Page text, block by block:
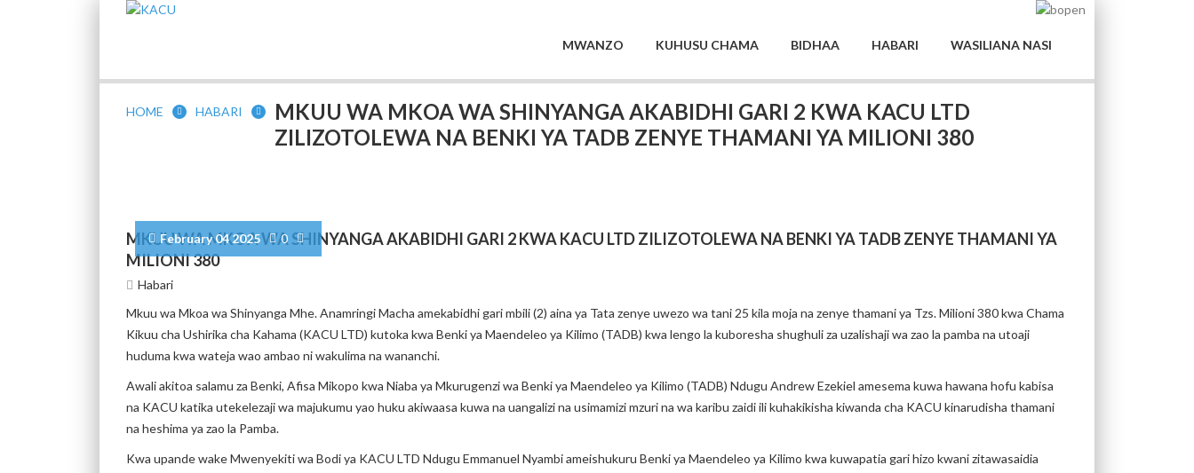
MWANZO KUHUSU CHAMA BIDHAA HABARI WASILIANA NASI
HOME HABARI
MKUU WA MKOA WA SHINYANGA AKABIDHI GARI 2 KWA KACU LTD
ZILIZOTOLEWA NA BENKI YA TADB ZENYE THAMANI YA MILIONI 380
February 04 2025 0
MKUU WA MKOA WA SHINYANGA AKABIDHI GARI 2 KWA KACU LTD ZILIZOTOLEWA NA BENKI YA TADB ZENYE THAMANI YA
MILIONI 380
Habari
Mkuu wa Mkoa wa Shinyanga Mhe. Anamringi Macha amekabidhi gari mbili (2) aina ya Tata zenye uwezo wa tani 25 kila moja na zenye thamani ya Tzs. Milioni 380 kwa Chama
Kikuu cha Ushirika cha Kahama (KACU LTD) kutoka kwa Benki ya Maendeleo ya Kilimo (TADB) kwa lengo la kuboresha shughuli za uzalishaji wa zao la pamba na utoaji
huduma kwa wateja wao ambao ni wakulima na wananchi.
Awali akitoa salamu za Benki, Afisa Mikopo kwa Niaba ya Mkurugenzi wa Benki ya Maendeleo ya Kilimo (TADB) Ndugu Andrew Ezekiel amesema kuwa hawana hofu kabisa
na KACU katika utekelezaji wa majukumu yao huku akiwaasa kuwa na uangalizi na usimamizi mzuri na wa karibu zaidi ili kuhakikisha kiwanda cha KACU kinarudisha thamani
na heshima ya zao la Pamba.
Kwa upande wake Mwenyekiti wa Bodi ya KACU LTD Ndugu Emmanuel Nyambi ameishukuru Benki ya Maendeleo ya Kilimo kwa kuwapatia gari hizo kwani zitawasaidia